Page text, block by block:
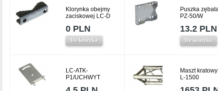
Klorynka obejmy
zaciskowej LC-D
0 PLN
Do koszyka
Puszka
PZ-50/W
13.2 PLN
Do koszyka
LC-ATK-
P1/UCHWYT
Maszt
L-1500